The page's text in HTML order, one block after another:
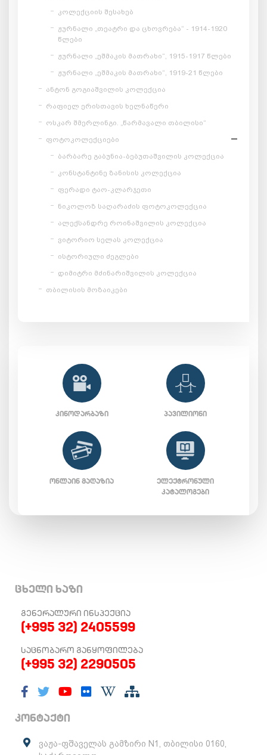
კოლექციის შესახებ
ჟურნალი „თეატრი და ცხოვრება“ - 1914-1920
წლები
ჟურნალი „ეშმაკის მათრახი“, 1915-1917 წლები
ჟურნალი „ეშმაკის მათრახი“, 1919-21 წლები
ანტონ გოგიაშვილის კოლექცია
რაფიელ ერისთავის ხელნაწერი
ოსკარ შმერლინგი. „წარმავალი თბილისი“
ფოტოკოლექციები
ბარბარე გაბუნია-ბებუთაშვილის კოლექცია
კონსტანტინე ზანისის კოლექცია
ფერადი ტაო-კლარჯეთი
ნიკოლოზ საღარაძის ფოტოკოლექცია
ალექსანდრე როინაშვილის კოლექცია
ვიტორიო სელას კოლექცია
ისტორიული ძეგლები
დიმიტრი მძინარიშვილის კოლექცია
თბილისის მოზაიკები
ᲙᲘᲜᲝᲓᲐᲠᲑᲐᲖᲘ ᲞᲐᲕᲘᲚᲘᲝᲜᲘ
ᲝᲜᲚᲐᲘᲜ ᲛᲐᲦᲐᲖᲘᲐ
ᲔᲚᲔᲥᲢᲠᲝᲜᲣᲚᲘ
ᲙᲐᲢᲐᲚᲝᲒᲔᲑᲘ
ცხელი ხაზი
ᲒᲔᲜᲔᲠᲐᲚᲣᲠᲘ ᲘᲜᲡᲞᲔᲥᲪᲘᲐ
(+995 32) 2405599
ᲡᲐᲪᲜᲝᲑᲐᲠᲝ ᲒᲐᲜᲧᲝᲤᲘᲚᲔᲑᲐ
(+995 32) 2290505
კონტაქტი
ვაჟა-ფშაველას გამზირი N1, თბილისი 0160,